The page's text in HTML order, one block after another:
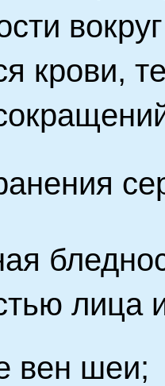
крови,
лица
вен шеи;